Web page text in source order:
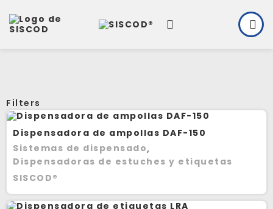
Filters
Dispensadora de ampollas DAF-150
Sistemas de dispensado
Dispensadoras de estuches y etiquetas
SISCOD®